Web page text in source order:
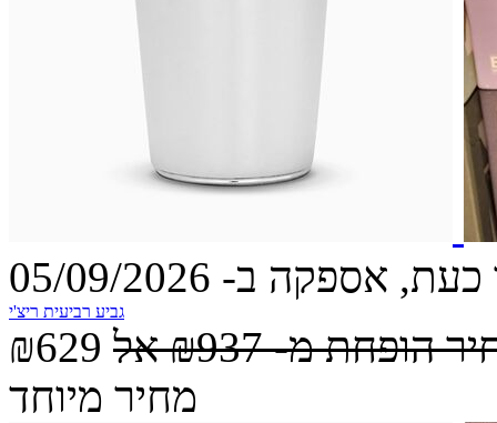
אספקה ב- 05/09/2026
גביע רביעית ריצ'י
₪629 הופחת מ-₪937 אל
מחיר מיוחד